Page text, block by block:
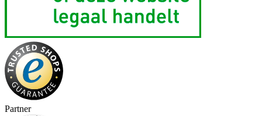
Partner